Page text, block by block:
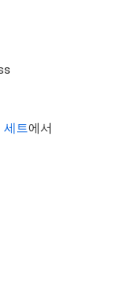
세트에서